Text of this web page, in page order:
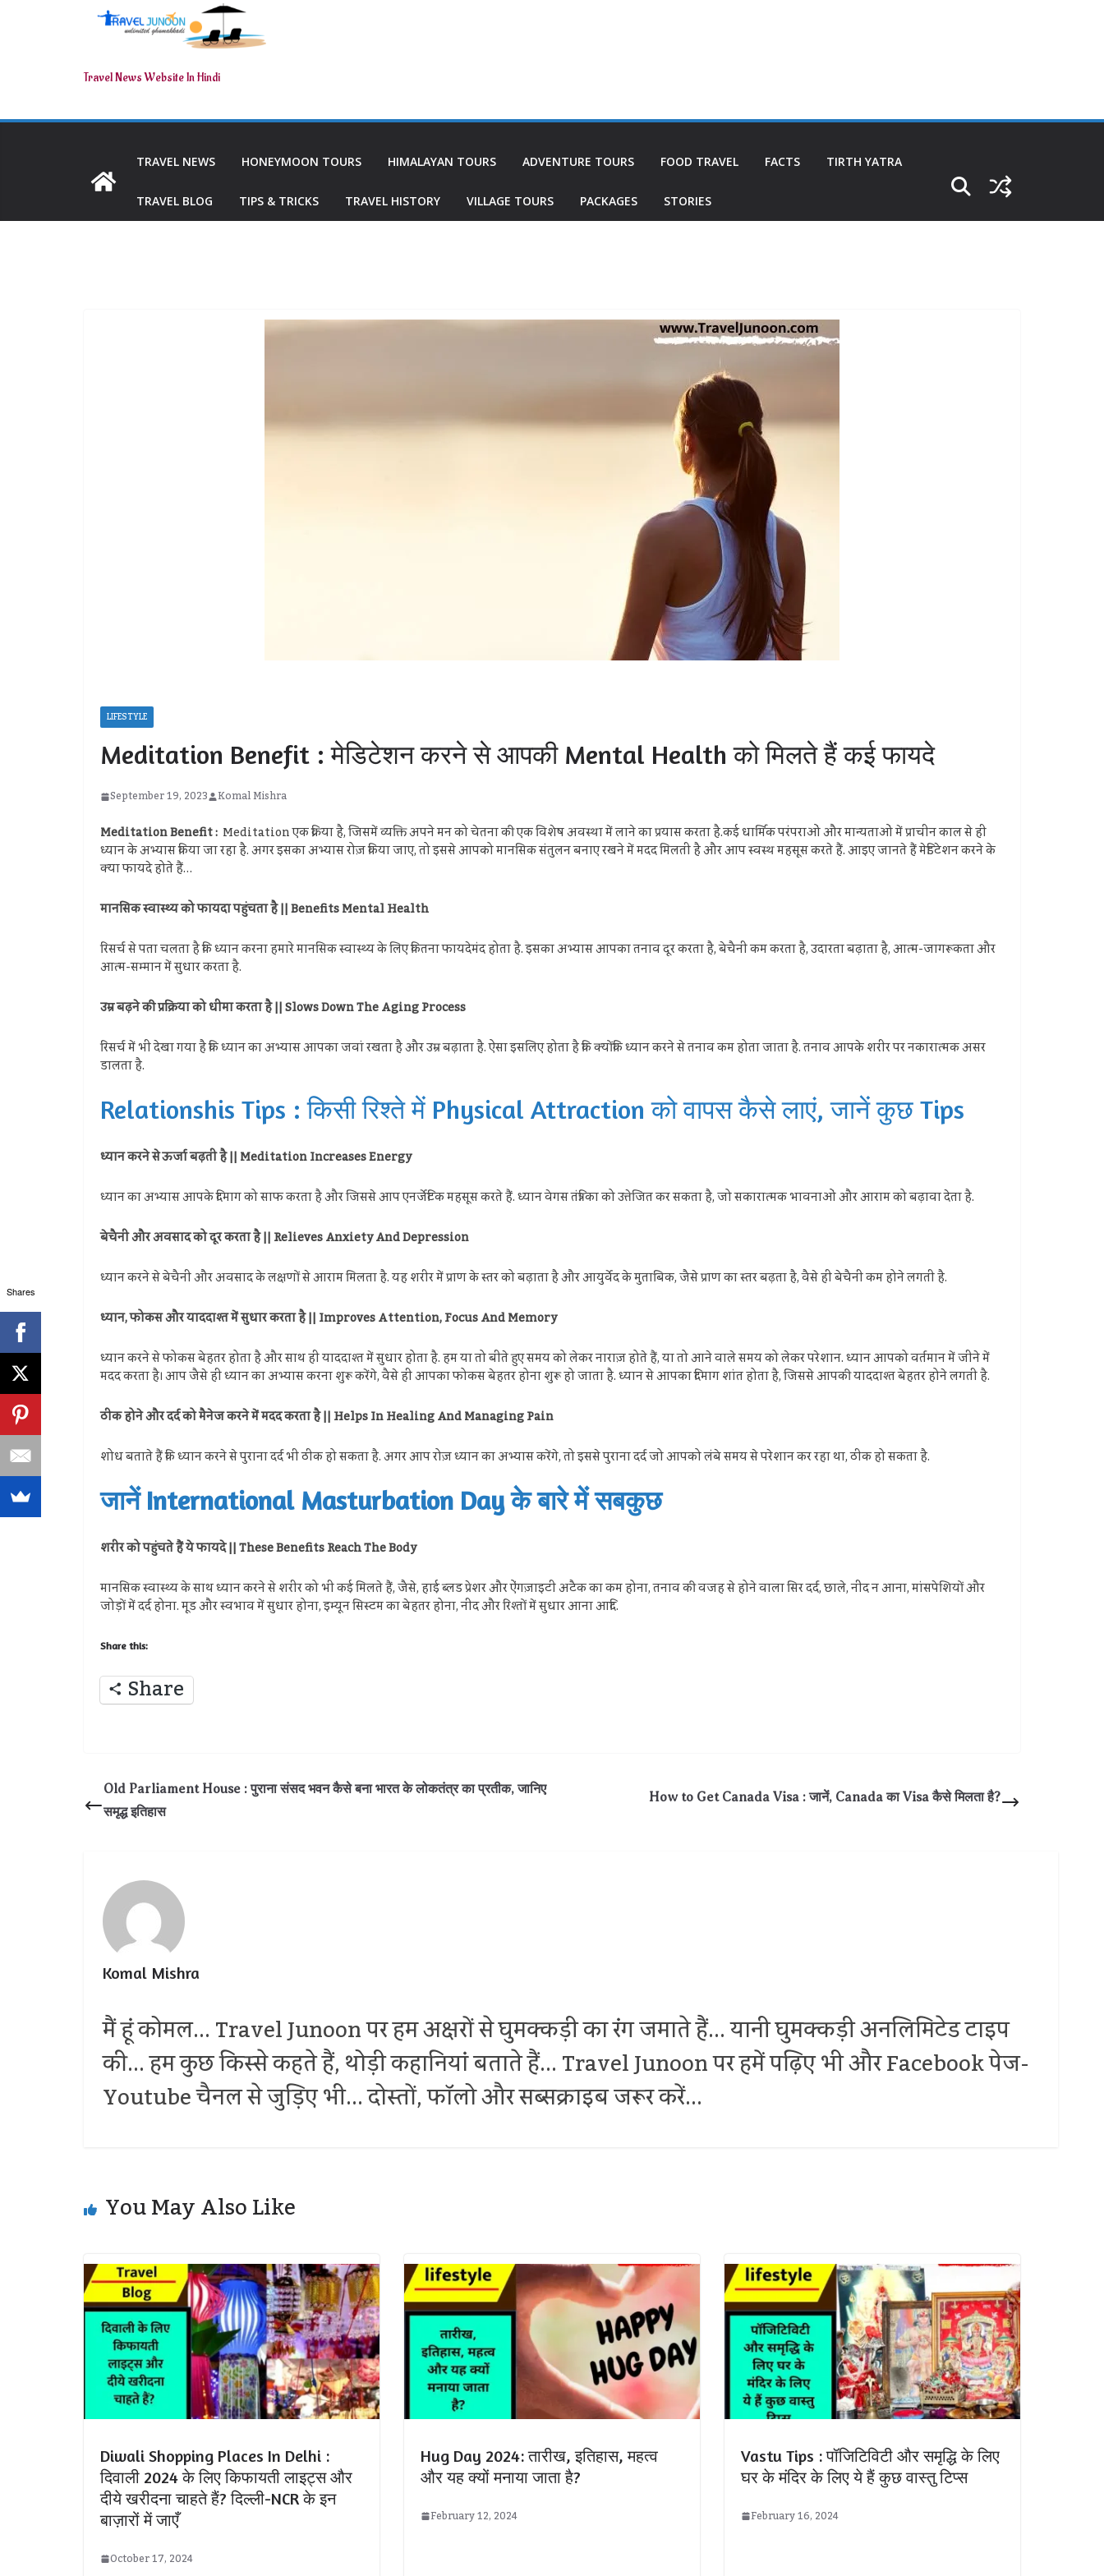
Travel News Website In Hindi
TRAVEL NEWS HONEYMOON TOURS HIMALAYAN TOURS ADVENTURE TOURS FOOD TRAVEL FACTS TIRTH YATRA
TRAVEL BLOG TIPS & TRICKS TRAVEL HISTORY VILLAGE TOURS PACKAGES STORIES
LIFESTYLE
Meditation Benefit : मेडिटेशन करने से आपकी Mental Health को मिलते हैं कई फायदे
September 19, 2023 Komal Mishra
Meditation Benefit : Meditation एक क्रिया है, जिसमें व्यक्ति अपने मन को चेतना की एक विशेष अवस्था में लाने का प्रयास करता है.कई धार्मिक परंपराओं और मान्यताओं में प्राचीन काल से ही
ध्यान के अभ्यास किया जा रहा है. अगर इसका अभ्यास रोज़ किया जाए, तो इससे आपको मानसिक संतुलन बनाए रखने में मदद मिलती है और आप स्वस्थ महसूस करते हैं. आइए जानते हैं मेडिटेशन करने के
क्या फायदे होते हैं…
मानसिक स्वास्थ्य को फायदा पहुंचता है || Benefits Mental Health
रिसर्च से पता चलता है कि ध्यान करना हमारे मानसिक स्वास्थ्य के लिए कितना फायदेमंद होता है. इसका अभ्यास आपका तनाव दूर करता है, बेचैनी कम करता है, उदारता बढ़ाता है, आत्म-जागरूकता और
आत्म-सम्मान में सुधार करता है.
उम्र बढ़ने की प्रक्रिया को धीमा करता है || Slows Down The Aging Process
रिसर्च में भी देखा गया है कि ध्यान का अभ्यास आपका जवां रखता है और उम्र बढ़ाता है. ऐसा इसलिए होता है कि क्योंकि ध्यान करने से तनाव कम होता जाता है. तनाव आपके शरीर पर नकारात्मक असर
डालता है.
Relationshis Tips : किसी रिश्ते में Physical Attraction को वापस कैसे लाएं, जानें कुछ Tips
ध्यान करने से ऊर्जा बढ़ती है || Meditation Increases Energy
ध्यान का अभ्यास आपके दिमाग को साफ करता है और जिससे आप एनर्जेटिक महसूस करते हैं. ध्यान वेगस तंत्रिका को उत्तेजित कर सकता है, जो सकारात्मक भावनाओं और आराम को बढ़ावा देता है.
बेचैनी और अवसाद को दूर करता है || Relieves Anxiety And Depression
ध्यान करने से बेचैनी और अवसाद के लक्षणों से आराम मिलता है. यह शरीर में प्राण के स्तर को बढ़ाता है और आयुर्वेद के मुताबिक, जैसे प्राण का स्तर बढ़ता है, वैसे ही बेचैनी कम होने लगती है.
ध्यान, फोकस और याददाश्त में सुधार करता है || Improves Attention, Focus And Memory
ध्यान करने से फोकस बेहतर होता है और साथ ही याददाश्त में सुधार होता है. हम या तो बीते हुए समय को लेकर नाराज़ होते हैं, या तो आने वाले समय को लेकर परेशान. ध्यान आपको वर्तमान में जीने में
मदद करता है। आप जैसे ही ध्यान का अभ्यास करना शुरू करेंगे, वैसे ही आपका फोकस बेहतर होना शुरू हो जाता है. ध्यान से आपका दिमाग शांत होता है, जिससे आपकी याददाश्त बेहतर होने लगती है.
ठीक होने और दर्द को मैनेज करने में मदद करता है || Helps In Healing And Managing Pain
शोध बताते हैं कि ध्यान करने से पुराना दर्द भी ठीक हो सकता है. अगर आप रोज़ ध्यान का अभ्यास करेंगे, तो इससे पुराना दर्द जो आपको लंबे समय से परेशान कर रहा था, ठीक हो सकता है.
जानें International Masturbation Day के बारे में सबकुछ
शरीर को पहुंचते हैं ये फायदे || These Benefits Reach The Body
मानसिक स्वास्थ्य के साथ ध्यान करने से शरीर को भी कई मिलते हैं, जैसे, हाई ब्लड प्रेशर और ऐंगज़ाइटी अटैक का कम होना, तनाव की वजह से होने वाला सिर दर्द, छाले, नींद न आना, मांसपेशियों और
जोड़ों में दर्द होना. मूड और स्वभाव में सुधार होना, इम्यून सिस्टम का बेहतर होना, नीद और रिश्तों में सुधार आना आदि.
Share this:
Share
Old Parliament House : पुराना संसद भवन कैसे बना भारत के लोकतंत्र का प्रतीक, जानिए
समृद्ध इतिहास
How to Get Canada Visa : जानें, Canada का Visa कैसे मिलता है?
Komal Mishra
मैं हूं कोमल... Travel Junoon पर हम अक्षरों से घुमक्कड़ी का रंग जमाते हैं... यानी घुमक्कड़ी अनलिमिटेड टाइप
की... हम कुछ किस्से कहते हैं, थोड़ी कहानियां बताते हैं... Travel Junoon पर हमें पढ़िए भी और Facebook पेज-
Youtube चैनल से जुड़िए भी... दोस्तों, फॉलो और सब्सक्राइब जरूर करें...
You May Also Like
Diwali Shopping Places In Delhi :
दिवाली 2024 के लिए किफायती लाइट्स और
दीये खरीदना चाहते हैं? दिल्ली-NCR के इन
बाज़ारों में जाएँ
October 17, 2024
Hug Day 2024: तारीख, इतिहास, महत्व
और यह क्यों मनाया जाता है?
February 12, 2024
Vastu Tips : पॉजिटिविटी और समृद्धि के लिए
घर के मंदिर के लिए ये हैं कुछ वास्तु टिप्स
February 16, 2024
Shares